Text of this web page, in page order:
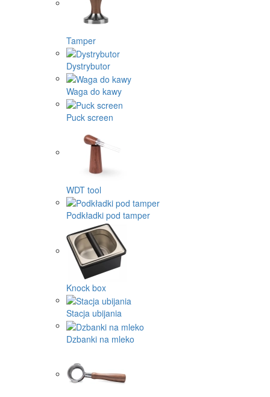
Tamper
Dystrybutor
Waga do kawy
Puck screen
WDT tool
Podkładki pod tamper
Knock box
Stacja ubijania
Dzbanki na mleko